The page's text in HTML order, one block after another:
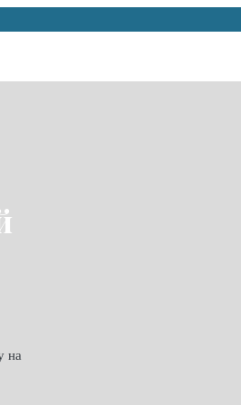
на